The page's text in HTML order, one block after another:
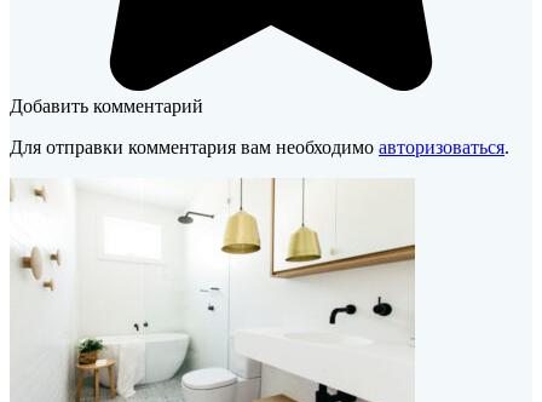
Добавить комментарий
Для отправки комментария вам необходимо авторизоваться.